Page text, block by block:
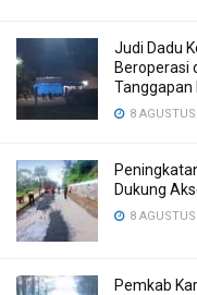
Judi Dadu
Beroperasi
Tanggapan
8
Dukung
8
Pemkab